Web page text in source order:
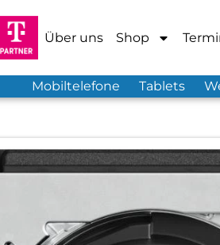
Über uns Shop
Mobiltelefone Tablets